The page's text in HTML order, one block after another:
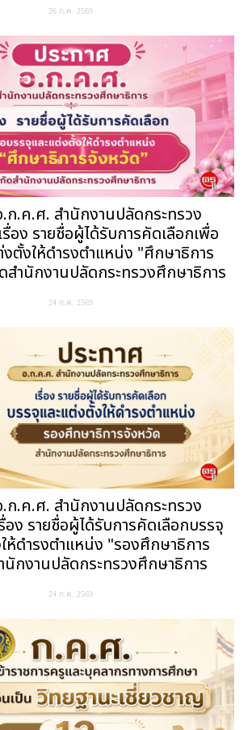
26 ก.ค. 2569
.ก.ค.ศ. สำนักงานปลัดกระทรวง
อง รายชื่อผู้ได้รับการคัดเลือกเพื่อ
งตั้งให้ดำรงตำแหน่ง "ศึกษาธิการ
ำนักงานปลัดกระทรวงศึกษาธิการ
24 ก.ค. 2569
.ก.ค.ศ. สำนักงานปลัดกระทรวง
อง รายชื่อผู้ได้รับการคัดเลือกบรรจุ
ห้ดำรงตำแหน่ง "รองศึกษาธิการ
กงานปลัดกระทรวงศึกษาธิการ
24 ก.ค. 2569